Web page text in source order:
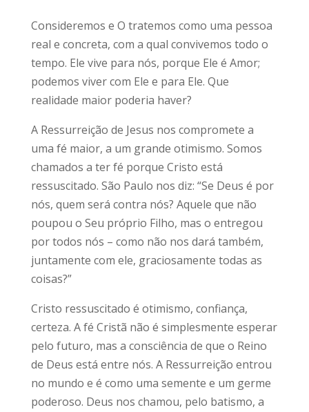
Consideremos e O tratemos como uma pessoa
real e concreta, com a qual convivemos todo o
tempo. Ele vive para nós, porque Ele é Amor;
podemos viver com Ele e para Ele. Que
realidade maior poderia haver?
A Ressurreição de Jesus nos compromete a
uma fé maior, a um grande otimismo. Somos
chamados a ter fé porque Cristo está
ressuscitado. São Paulo nos diz: “Se Deus é por
nós, quem será contra nós? Aquele que não
poupou o Seu próprio Filho, mas o entregou
por todos nós – como não nos dará também,
juntamente com ele, graciosamente todas as
coisas?”
Cristo ressuscitado é otimismo, confiança,
certeza. A fé Cristã não é simplesmente esperar
pelo futuro, mas a consciência de que o Reino
de Deus está entre nós. A Ressurreição entrou
no mundo e é como uma semente e um germe
poderoso. Deus nos chamou, pelo batismo, a